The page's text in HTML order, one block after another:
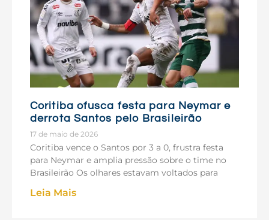
Coritiba ofusca festa para Neymar e
derrota Santos pelo Brasileirão
17 de maio de 2026
Coritiba vence o Santos por 3 a 0, frustra festa
para Neymar e amplia pressão sobre o time no
Brasileirão Os olhares estavam voltados para
Leia Mais